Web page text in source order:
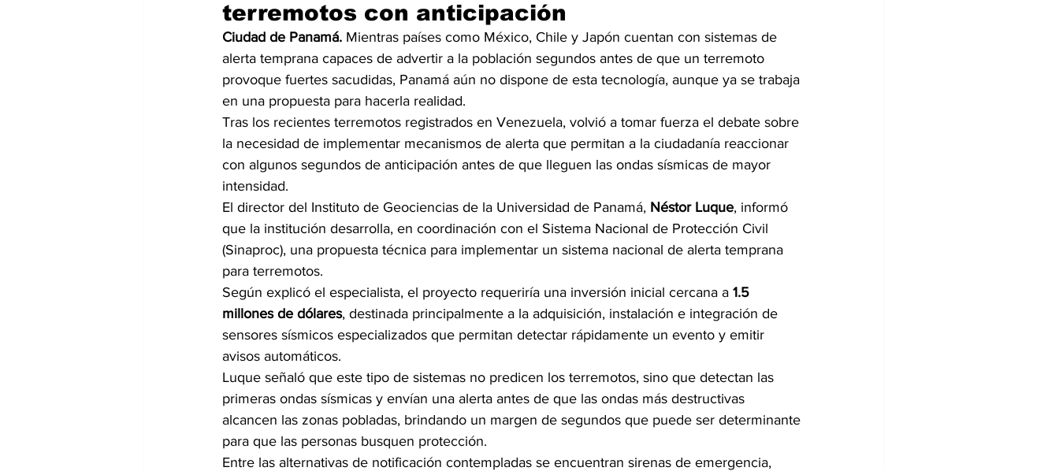
terremotos con anticipación
Ciudad de Panamá. Mientras países como México, Chile y Japón cuentan con sistemas de
alerta temprana capaces de advertir a la población segundos antes de que un terremoto
provoque fuertes sacudidas, Panamá aún no dispone de esta tecnología, aunque ya se trabaja
en una propuesta para hacerla realidad.
Tras los recientes terremotos registrados en Venezuela, volvió a tomar fuerza el debate sobre
la necesidad de implementar mecanismos de alerta que permitan a la ciudadanía reaccionar
con algunos segundos de anticipación antes de que lleguen las ondas sísmicas de mayor
intensidad.
El director del Instituto de Geociencias de la Universidad de Panamá, Néstor Luque, informó
que la institución desarrolla, en coordinación con el Sistema Nacional de Protección Civil
(Sinaproc), una propuesta técnica para implementar un sistema nacional de alerta temprana
para terremotos.
Según explicó el especialista, el proyecto requeriría una inversión inicial cercana a 1.5
millones de dólares, destinada principalmente a la adquisición, instalación e integración de
sensores sísmicos especializados que permitan detectar rápidamente un evento y emitir
avisos automáticos.
Luque señaló que este tipo de sistemas no predicen los terremotos, sino que detectan las
primeras ondas sísmicas y envían una alerta antes de que las ondas más destructivas
alcancen las zonas pobladas, brindando un margen de segundos que puede ser determinante
para que las personas busquen protección.
Entre las alternativas de notificación contempladas se encuentran sirenas de emergencia,